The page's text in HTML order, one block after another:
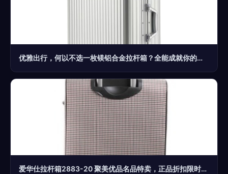
优雅出行，何以不选一枚镁铝合金拉杆箱？全能成就你的精致旅程！
爱华仕拉杆箱2883-20 聚美优品名品特卖，正品折扣限时抢购